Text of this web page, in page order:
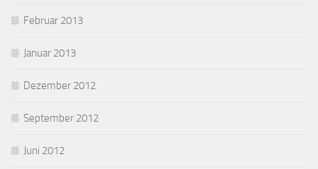
Februar 2013
Januar 2013
Dezember 2012
September 2012
Juni 2012